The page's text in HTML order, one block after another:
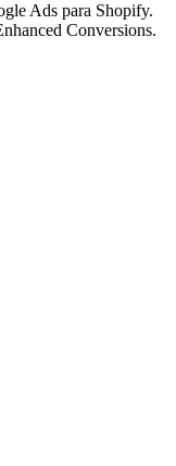
Ads para Shopify.
Conversions.